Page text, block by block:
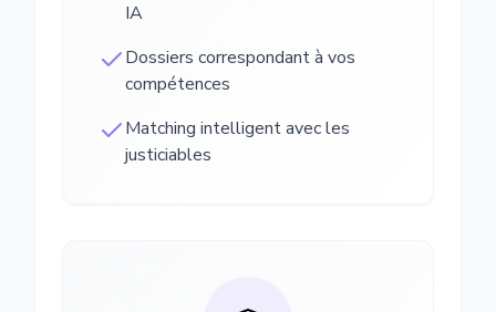
IA
Dossiers correspondant à vos
compétences
Matching intelligent avec les
justiciables